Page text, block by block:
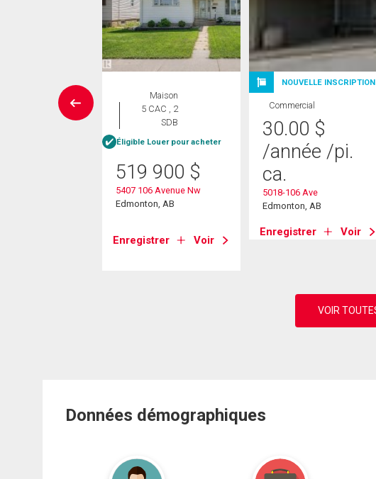
Maison
5 CAC , 2
SDB
Éligible Louer pour acheter
519 900 $
5407 106 Avenue Nw
Edmonton, AB
Enregistrer Voir
NOUVELLE INSCRIPTION
Commercial
30.00 $
/année /pi.
ca.
5018-106 Ave
Edmonton, AB
Enregistrer Voir
Données démographiques